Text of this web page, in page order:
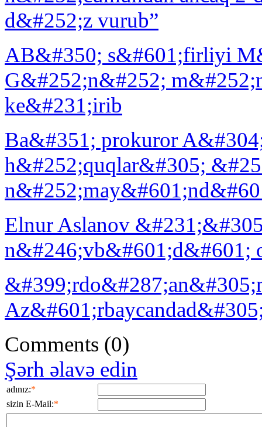
d&#252;z vurub”
AB&#350; s&#601;firliyi
G&#252;n&#252;
ke&#231;irib
Ba&#351; prokuror
h&#252;quqlar&#305;
Elnur Aslanov
n&#246;vb&#601;d&#601;
Comments (0)
Şərh əlavə edin
adınız:*
sizin E-Mail:*